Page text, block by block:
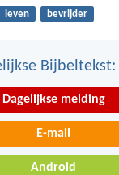
leven bevrijder
Bijbeltekst:
Dagelijkse melding
E-mail
Android